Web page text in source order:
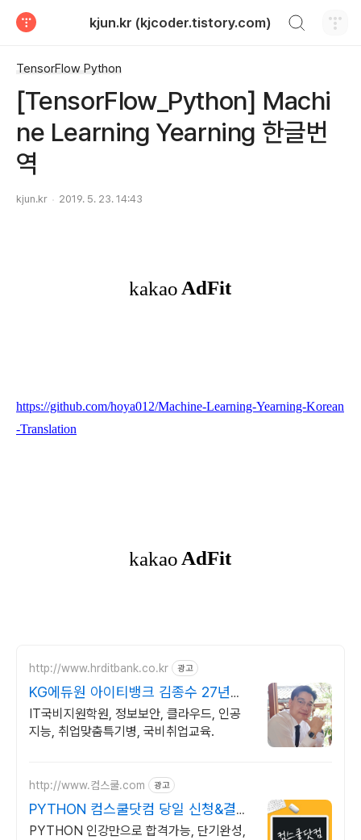
kjun.kr (kjcoder.tistory.com)
TensorFlow Python
[TensorFlow_Python] Machi
ne Learning Yearning 한글번
역
kjun.kr 2019. 5. 23. 14:43
https://github.com/hoya012/Machine-Learning-Yearning-Korean
-Translation
http://www.hrditbank.co.kr 광고
KG에듀원 아이티뱅크 김종수 27년경
력전문가 IT취업상담
IT국비지원학원, 정보보안, 클라우드, 인공
지능, 취업맞춤특기병, 국비취업교육.
http://www.컴스쿨.com 광고
PYTHON 컴스쿨닷컴 당일 신청&결제
시 기프티콘!
PYTHON 인강만으로 합격가능, 단기완성,